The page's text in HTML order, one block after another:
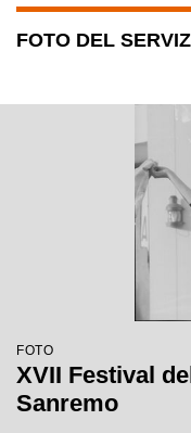
FOTO DEL
FOTO
XVII Festival
Sanremo